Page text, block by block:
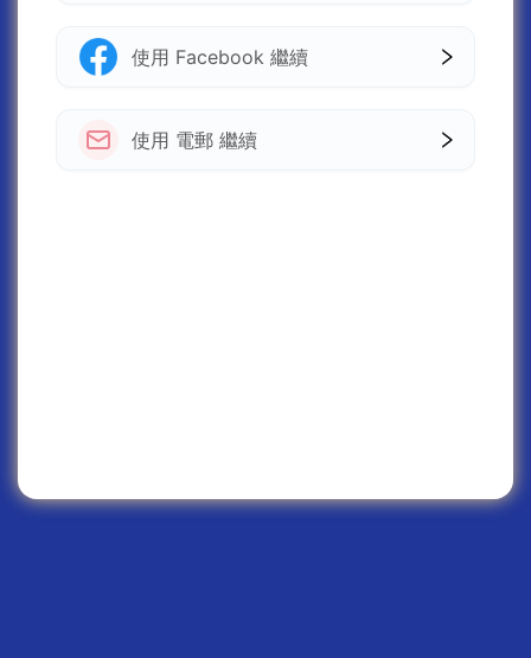
使用 Facebook 繼續
使用 電郵 繼續